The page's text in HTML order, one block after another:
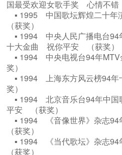
国最受欢迎女歌手奖 心情不
▪ 1995 中国歌坛辉煌二十
（获奖）
▪ 1994 中央人民广播电台94
十大金曲 祝你平安 （获奖）
▪ 1994 中央电视台94年
奖）
▪ 1994 上海东方风云榜94
奖）
▪ 1994 北京音乐台94年中
平安 （获奖）
▪ 1994 《音像世界》杂志
（获奖）
▪ 1994 《当代歌坛》杂志
（获奖）